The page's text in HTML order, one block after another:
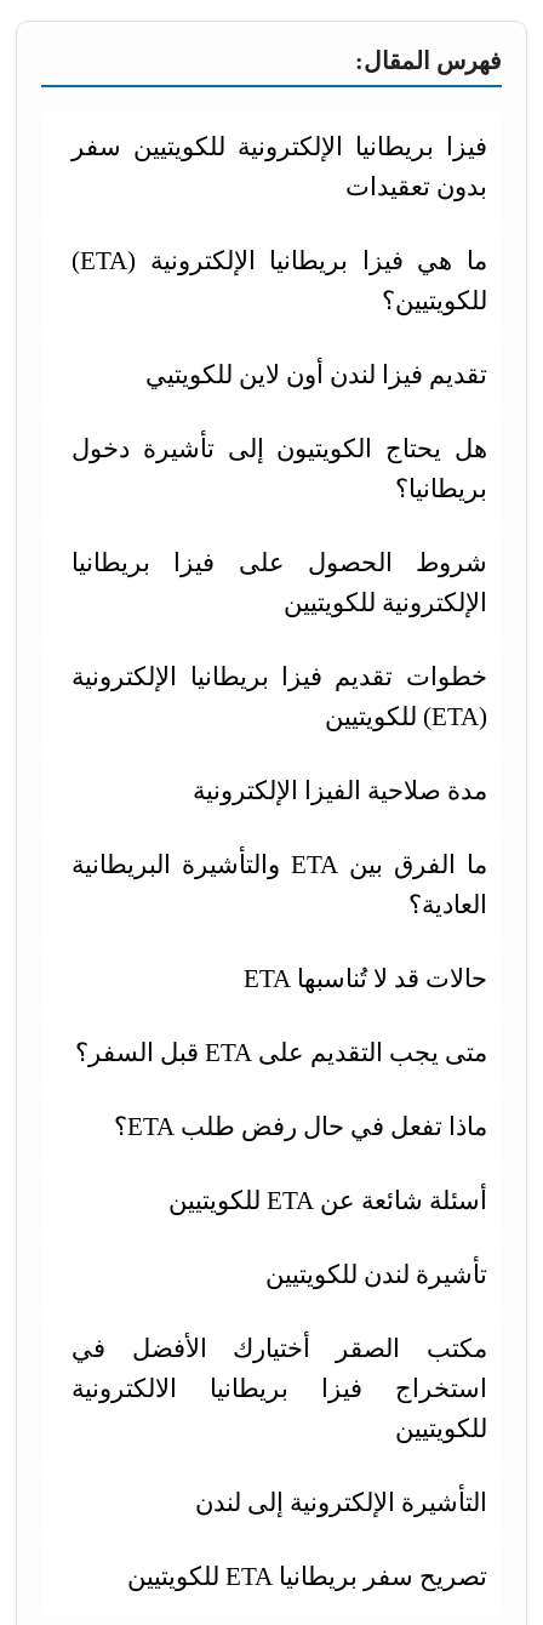
فهرس المقال:
فيزا بريطانيا الإلكترونية للكويتيين سفر
بدون تعقيدات
ما هي فيزا بريطانيا الإلكترونية (ETA)
للكويتيين؟
تقديم فيزا لندن أون لاين للكويتيي
هل يحتاج الكويتيون إلى تأشيرة دخول
بريطانيا؟
شروط الحصول على فيزا بريطانيا
الإلكترونية للكويتيين
خطوات تقديم فيزا بريطانيا الإلكترونية
(ETA) للكويتيين
مدة صلاحية الفيزا الإلكترونية
ما الفرق بين ETA والتأشيرة البريطانية
العادية؟
حالات قد لا تُناسبها ETA
متى يجب التقديم على ETA قبل السفر؟
ماذا تفعل في حال رفض طلب ETA؟
أسئلة شائعة عن ETA للكويتيين
تأشيرة لندن للكويتيين
مكتب الصقر أختيارك الأفضل في
استخراج فيزا بريطانيا الالكترونية
للكويتيين
التأشيرة الإلكترونية إلى لندن
تصريح سفر بريطانيا ETA للكويتيين